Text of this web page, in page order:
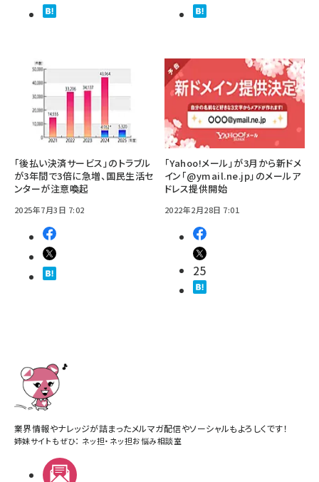
「後払い決済サービス」のトラブル
が3年間で3倍に急増、国民生活セ
ンターが注意喚起
2025年7月3日 7:02
「Yahoo!メール」が3月から新ドメ
イン「@ymail.ne.jp」のメールア
ドレス提供開始
2022年2月28日 7:01
25
業界情報やナレッジが詰まったメルマガ配信やソーシャルもよろしくです！
姉妹サイトもぜひ： ネッ担・ ネッ担お悩み相談室